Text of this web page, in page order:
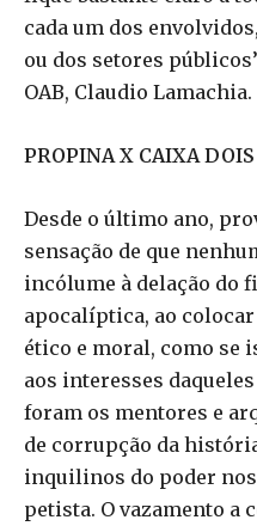
cada um dos
ou dos setores
OAB, Claudio Lamachia.
PROPINA X CAIXA DOIS
Desde o último ano,
sensação de que
incólume à delação do
apocalíptica, ao
ético e moral, como se
aos interesses
foram os mentores e
de corrupção da
inquilinos do poder nos
petista. O vazamento a